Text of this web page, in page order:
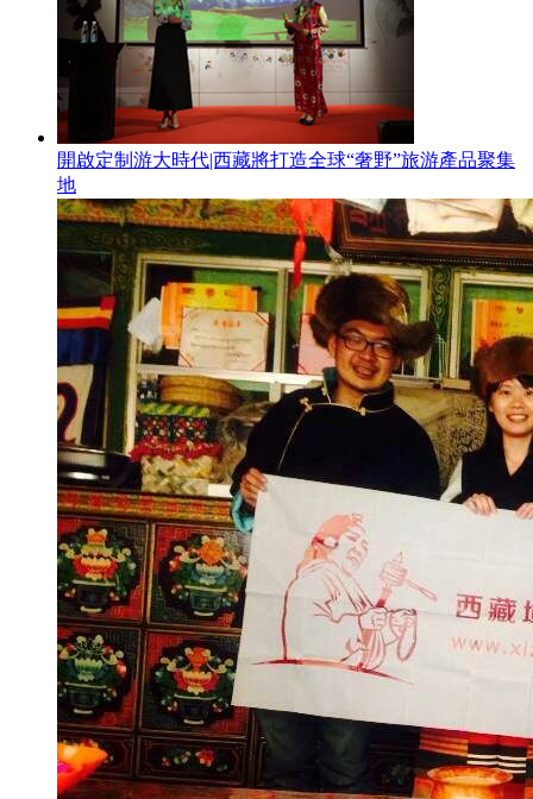
開啟定制游大時代|西藏將打造全球“奢野”旅游產品聚集
地